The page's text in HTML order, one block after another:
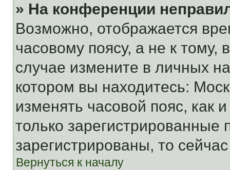
» На конференции
Возможно, отображается
часовому поясу, а не к тому,
случае измените в личных
котором вы находитесь:
изменять часовой пояс, как
только
зарегистрированы, то
Вернуться к началу